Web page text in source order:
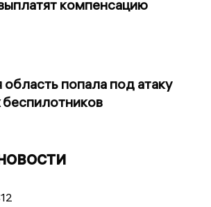
компенсацию
попала под атаку